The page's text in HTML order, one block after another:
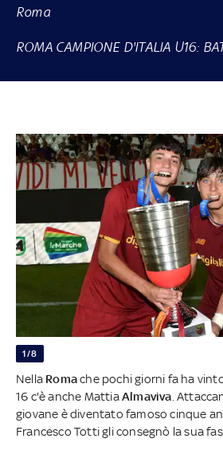
Roma
ROMA CAMPIONE D'ITALIA U16:
1/8
Nella Romache pochi giorni fa ha
16 c'è anche MattiaAlmaviva .
giovane è diventato famoso cinque
Francesco Totti gli consegnò la sua